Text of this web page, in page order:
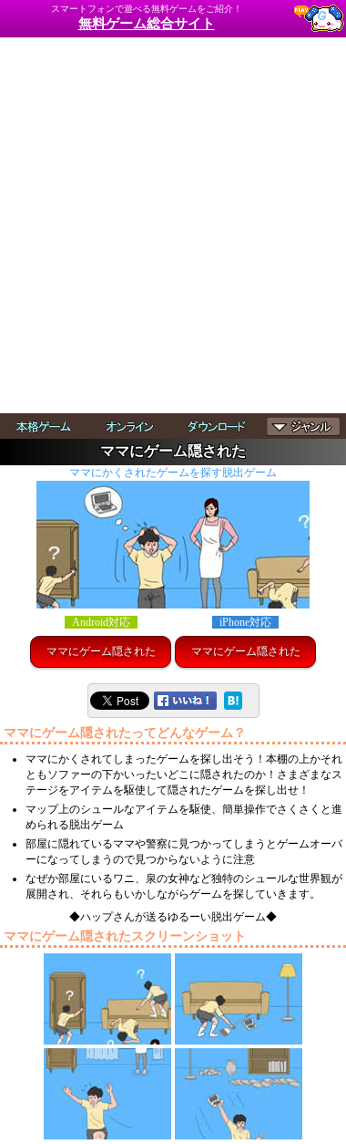
スマートフォンで遊べる無料ゲームをご紹介！
無料ゲーム総合サイト
ママにゲーム隠された
ママにかくされたゲームを探す脱出ゲーム
Android対応
ママにゲーム隠された
iPhone対応
ママにゲーム隠された
ママにゲーム隠されたってどんなゲーム？
ママにかくされてしまったゲームを探し出そう！本棚の上かそれ
ともソファーの下かいったいどこに隠されたのか！さまざまなス
テージをアイテムを駆使して隠されたゲームを探し出せ！
マップ上のシュールなアイテムを駆使、簡単操作でさくさくと進
められる脱出ゲーム
部屋に隠れているママや警察に見つかってしまうとゲームオーバ
ーになってしまうので見つからないように注意
なぜか部屋にいるワニ、泉の女神など独特のシュールな世界観が
展開され、それらもいかしながらゲームを探していきます。
◆ハップさんが送るゆるーい脱出ゲーム◆
ママにゲーム隠されたスクリーンショット